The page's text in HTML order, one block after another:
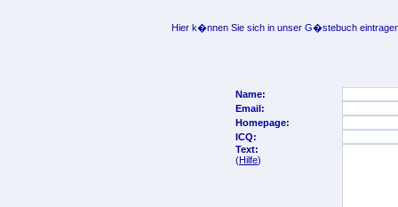
Hier k�nnen Sie sich in unser G�stebuch
Name:
Email:
Homepage:
ICQ:
Text:
(Hilfe)